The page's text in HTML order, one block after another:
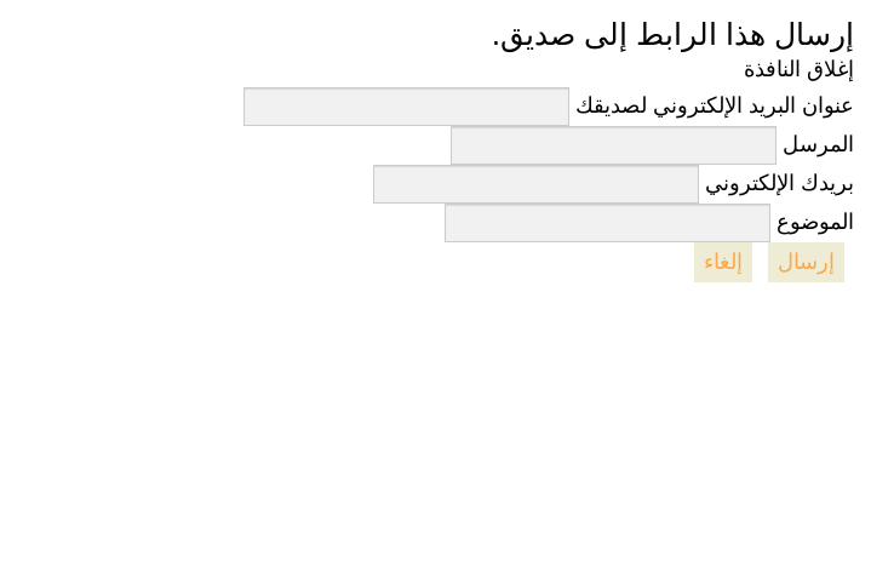
إرسال هذا الرابط إلى صديق.
إغلاق النافذة
عنوان البريد الإلكتروني لصديقك
المرسل
بريدك الإلكتروني
الموضوع
إرسال
إلغاء